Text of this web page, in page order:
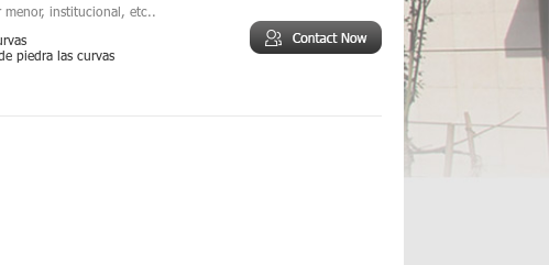
institucional, etc..
piedra las curvas